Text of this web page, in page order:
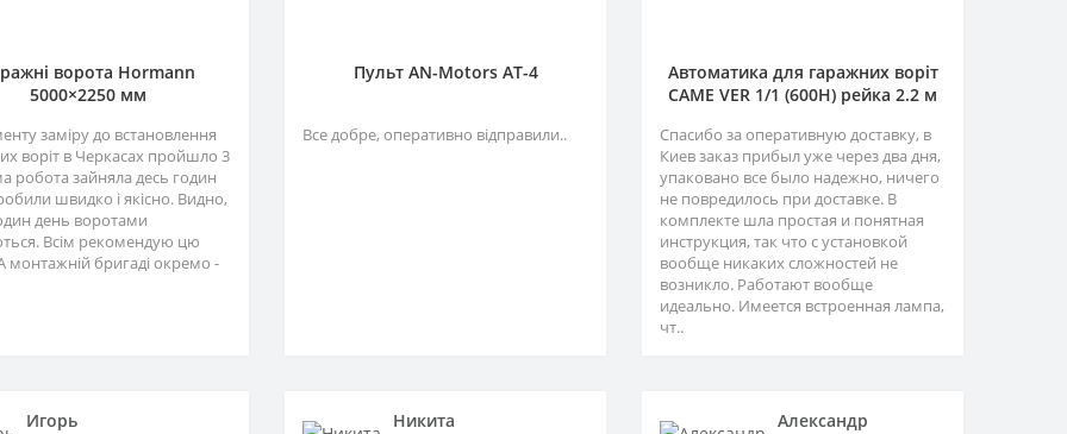
ворота Hormann
5000×2250 мм
заміру до встановлення
воріт в Черкасах пройшло 3
робота зайняла десь годин
швидко і якісно. Видно,
день воротами
Всім рекомендую цю
монтажній бригаді окремо -
Пульт AN-Motors AT-4
Все добре, оперативно відправили..
Автоматика для гаражних воріт
CAME VER 1/1 (600H) рейка 2.2 м
Спасибо за оперативную доставку, в
Киев заказ прибыл уже через два дня,
упаковано все было надежно, ничего
не повредилось при доставке. В
комплекте шла простая и понятная
инструкция, так что с установкой
вообще никаких сложностей не
возникло. Работают вообще
идеально. Имеется встроенная лампа,
чт..
Игорь Никита Александр